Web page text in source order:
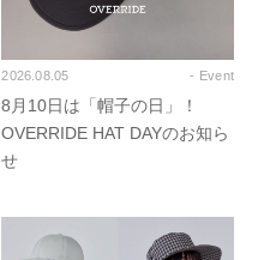
2026.08.05 - Event
8月10日は「帽子の日」！
OVERRIDE HAT DAYのお知ら
せ